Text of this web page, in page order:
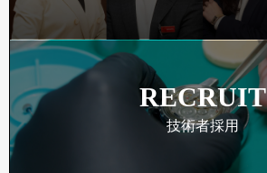
RECRUIT
技術者採用